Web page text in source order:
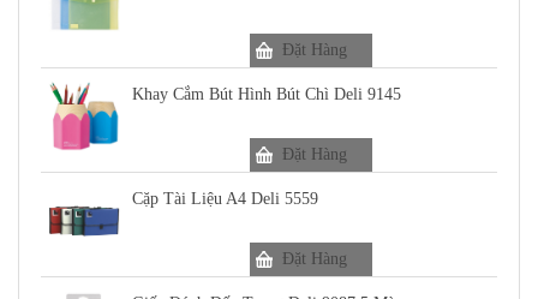
Đặt Hàng
Khay Cắm Bút Hình Bút Chì Deli 9145
Đặt Hàng
Cặp Tài Liệu A4 Deli 5559
Đặt Hàng